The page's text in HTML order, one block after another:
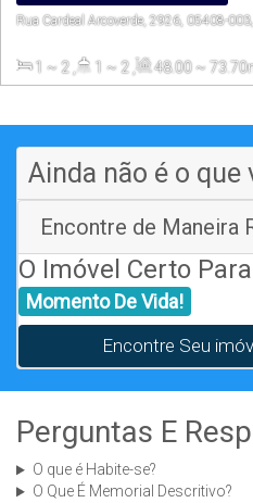
Rua Cardeal Arcoverde, 2926, 05408-
1 ~ 2 , 1 ~ 2 , 48.00~ 73.70
48.00~ 73.70m², 3403.00m²
Ainda não é o que
Encontre de Maneira
O Imóvel Certo
Momento De Vida!
Encontre Seu
Perguntas E
O que é Habite-se?
O Que É Memorial Descritivo?